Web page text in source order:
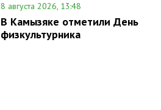
8 августа 2026, 13:48
В Камызяке отметили День
физкультурника